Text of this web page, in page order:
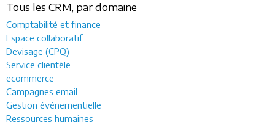
Tous les CRM, par domaine
Comptabilité et finance
Espace collaboratif
Devisage (CPQ)
Service clientèle
ecommerce
Campagnes email
Gestion événementielle
Ressources humaines